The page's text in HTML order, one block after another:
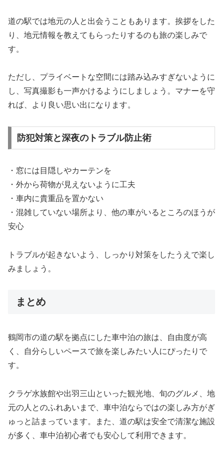
道の駅では地元の人と出会うこともあります。挨拶をした
り、地元情報を教えてもらったりするのも旅の楽しみで
す。
ただし、プライベートな空間には踏み込みすぎないように
し、写真撮影も一声かけるようにしましょう。マナーを守
れば、より良い思い出になります。
防犯対策と深夜のトラブル防止術
・窓には目隠しやカーテンを
・外から荷物が見えないように工夫
・車内に貴重品を置かない
・混雑していない場所より、他の車がいるところのほうが
安心
トラブルが起きないよう、しっかり対策をしたうえで楽し
みましょう。
まとめ
鶴岡市の道の駅を拠点にした車中泊の旅は、自由度が高
く、自分らしいペースで旅を楽しみたい人にぴったりで
す。
クラゲ水族館や出羽三山といった観光地、旬のグルメ、地
元の人とのふれあいまで、車中泊ならではの楽しみ方がぎ
ゅっと詰まっています。また、道の駅は安全で清潔な施設
が多く、車中泊初心者でも安心して利用できます。